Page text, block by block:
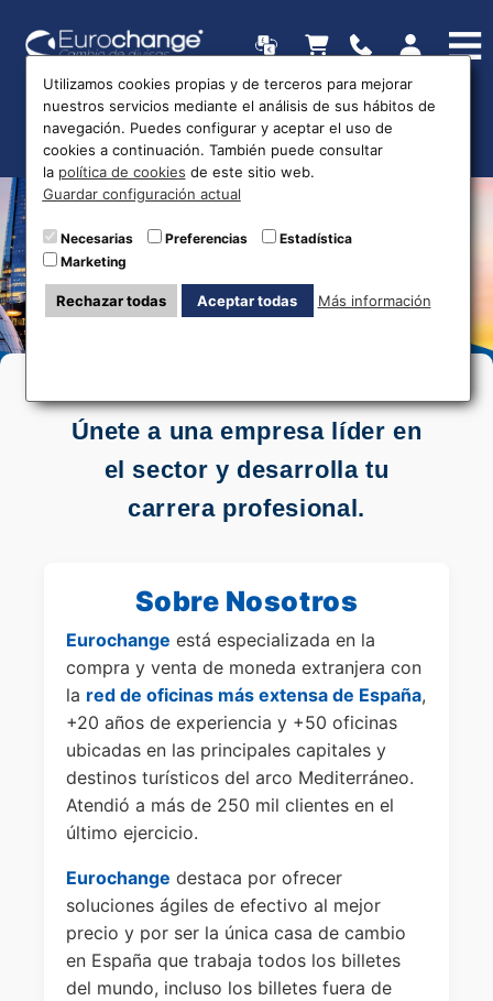
Forma parte de nuestro
equipo
Únete a una empresa líder en
el sector y desarrolla tu
carrera profesional.
Sobre Nosotros
Eurochange está especializada en la
compra y venta de moneda extranjera con
la red de oficinas más extensa de España,
+20 años de experiencia y +50 oficinas
ubicadas en las principales capitales y
destinos turísticos del arco Mediterráneo.
Atendió a más de 250 mil clientes en el
último ejercicio.
Eurochange destaca por ofrecer
soluciones ágiles de efectivo al mejor
precio y por ser la única casa de cambio
en España que trabaja todos los billetes
del mundo, incluso los billetes fuera de
Utilizamos cookies propias y de terceros para mejorar
nuestros servicios mediante el análisis de sus hábitos de
navegación. Puedes configurar y aceptar el uso de
cookies a continuación. También puede consultar
la política de cookies de este sitio web.
Guardar configuración actual
Necesarias Preferencias
Estadística
Marketing
Rechazar todas Aceptar todas Más información